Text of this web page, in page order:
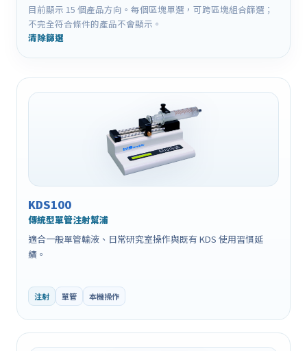
目前顯示 15 個產品方向。每個區塊單選，可跨區塊組合篩選；
不完全符合條件的產品不會顯示。
清除篩選
KDS100
傳統型單管注射幫浦
適合一般單管輸液、日常研究室操作與既有 KDS 使用習慣延
續。
注射 單管 本機操作